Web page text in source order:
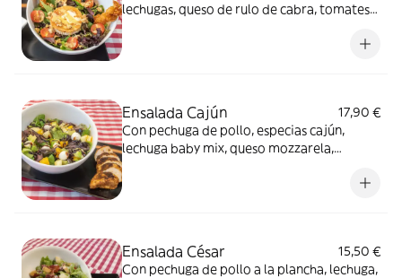
lechugas, queso de rulo de cabra, tomates
Ensalada Cajún
17,90 €
Con pechuga de pollo, especias cajún,
lechuga baby mix, queso mozzarela,
Ensalada César
15,50 €
Con pechuga de pollo a la plancha, lechuga,